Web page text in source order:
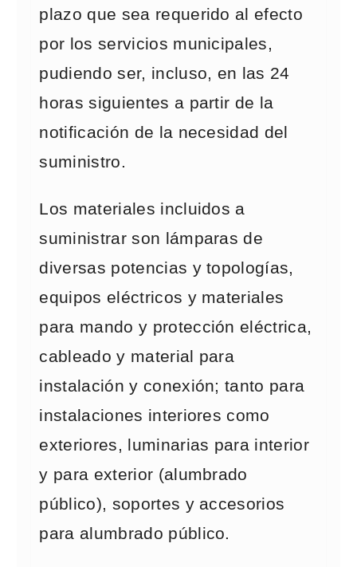
plazo que sea requerido al efecto
por los servicios municipales,
pudiendo ser, incluso, en las 24
horas siguientes a partir de la
notificación de la necesidad del
suministro.
Los materiales incluidos a
suministrar son lámparas de
diversas potencias y topologías,
equipos eléctricos y materiales
para mando y protección eléctrica,
cableado y material para
instalación y conexión; tanto para
instalaciones interiores como
exteriores, luminarias para interior
y para exterior (alumbrado
público), soportes y accesorios
para alumbrado público.